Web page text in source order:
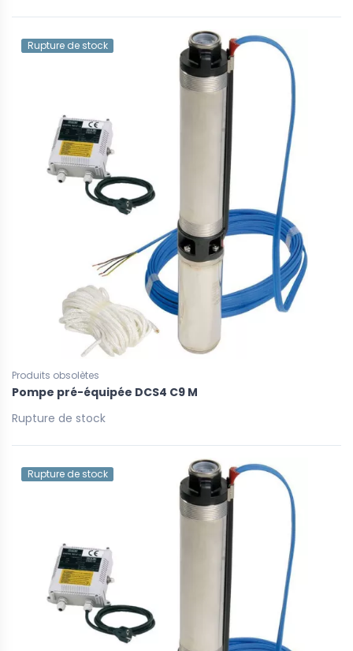
Rupture de stock
Produits obsolètes
Pompe pré-équipée DCS4 C9 M
Rupture de stock
Rupture de stock